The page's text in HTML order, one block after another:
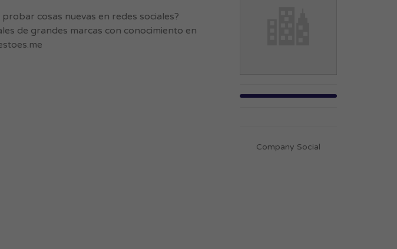
cosas nuevas en redes sociales?
de grandes marcas con conocimiento en
Company Social